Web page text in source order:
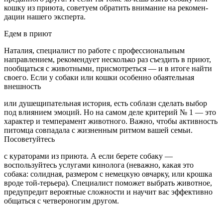
кошку из приюта, советуем обратить внимание на рекомен­
дации нашего эксперта.
Едем в приют
Наталия, специалист по ра­боте с профессиональным
направлени­ем, рекомендует несколько раз съездить в приют,
пооб­щаться с животными, присмотреться — и в итоге найти
своего. Если у собаки или кошки особенно обаятельная
внешность
или душещипательная история, есть соблазн сде­лать выбор
под влиянием эмоций. Но на самом деле критерий № 1 — это
характер и темперамент живот­ного. Важно, чтобы активность
питомца совпадала с жизненным ритмом вашей семьи.
Посоветуйтесь
с кураторами из приюта. А если бере­те собаку —
воспользуйтесь услугами ки­нолога (неважно, какая это
собака: со­лидная, размером с немецкую овчарку, или крошка
вроде той-терьера). Специ­алист поможет выбрать животное,
пре­дупредит вероятные сложности и научит вас эффективно
общаться с четвероно­гим другом.